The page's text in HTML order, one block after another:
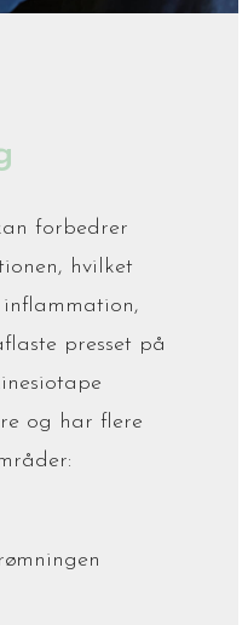
forbedrer
hvilket
presset på
og har flere